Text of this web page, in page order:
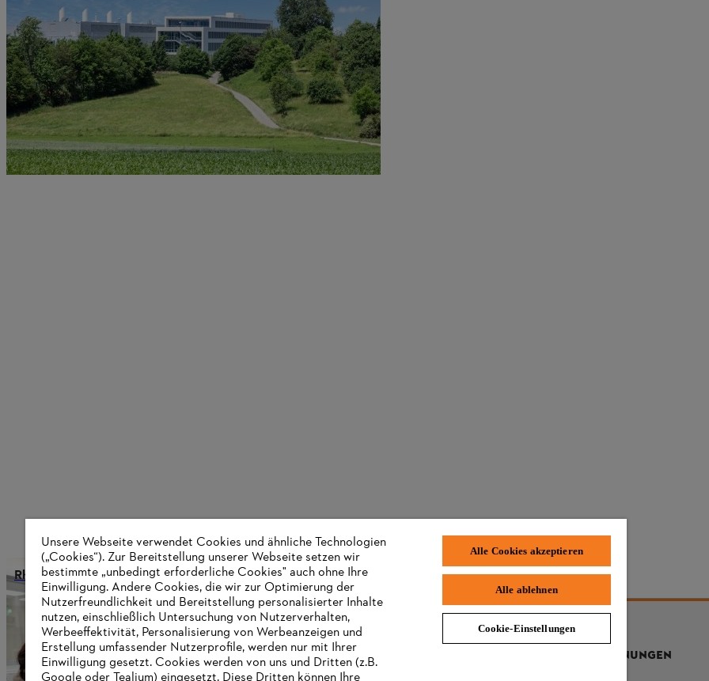
Rheinland-pfälzische Wirtschaftsministerin besucht STIHL in Weinsheim
Informationen für Lieferanten
Produkte
Kontakt
AUSZEICHNUNGEN
Unsere Webseite verwendet Cookies und ähnliche Technologien
(„Cookies“). Zur Bereitstellung unserer Webseite setzen wir
bestimmte „unbedingt erforderliche Cookies" auch ohne Ihre
Einwilligung. Andere Cookies, die wir zur Optimierung der
Nutzerfreundlichkeit und Bereitstellung personalisierter Inhalte
nutzen, einschließlich Untersuchung von Nutzerverhalten,
Werbeeffektivität, Personalisierung von Werbeanzeigen und
Erstellung umfassender Nutzerprofile, werden nur mit Ihrer
Einwilligung gesetzt. Cookies werden von uns und Dritten (z.B.
Alle Cookies akzeptieren
Alle ablehnen
Cookie-Einstellungen